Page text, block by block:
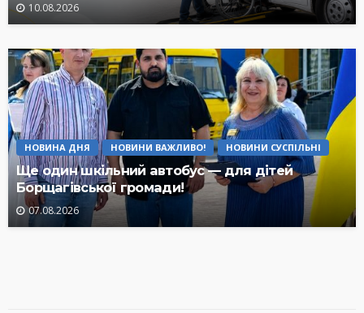
10.08.2026
НОВИНА ДНЯ НОВИНИ ВАЖЛИВО! НОВИНИ СУСПІЛЬНІ
Ще один шкільний автобус — для дітей
Борщагівської громади!
07.08.2026